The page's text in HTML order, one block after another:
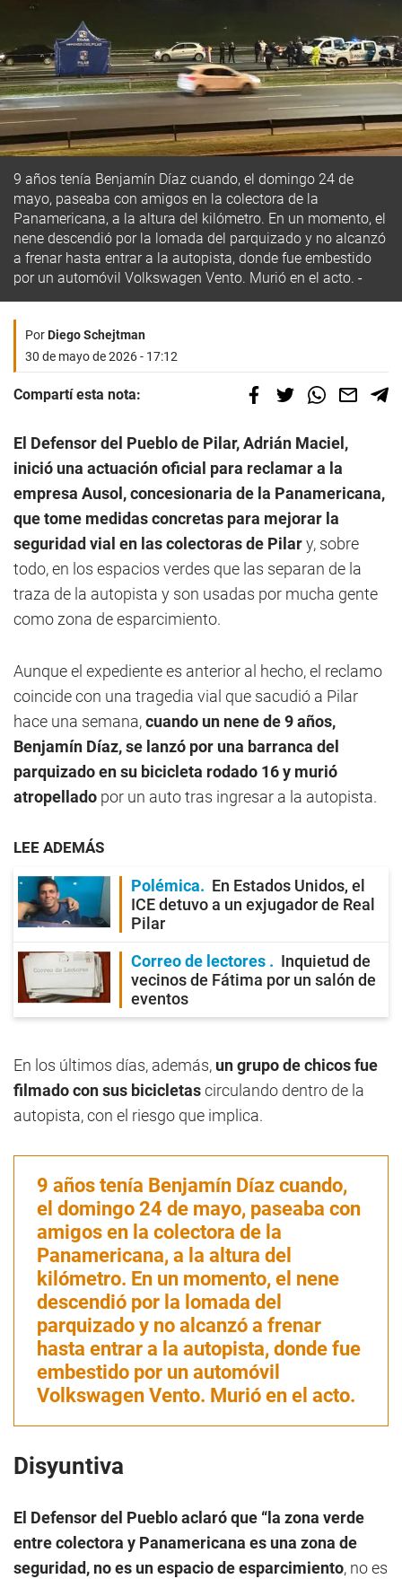
9 años tenía Benjamín Díaz cuando, el domingo 24 de
mayo, paseaba con amigos en la colectora de la
Panamericana, a la altura del kilómetro. En un momento, el
nene descendió por la lomada del parquizado y no alcanzó
a frenar hasta entrar a la autopista, donde fue embestido
por un automóvil Volkswagen Vento. Murió en el acto.
PorDiego Schejtman
30 de mayo de 2026 - 17:12
Compartí esta nota:
El Defensor del Pueblo de Pilar, Adrián Maciel,
inició una actuación oficial para reclamar a la
empresa Ausol, concesionaria de la Panamericana,
que tome medidas concretas para mejorar la
seguridad vial en las colectoras de Pilary, sobre
todo, en los espacios verdes que las separan de la
traza de la autopista y son usadas por mucha gente
como zona de esparcimiento.
Aunque el expediente es anterior al hecho, el reclamo
coincide con una tragedia vial que sacudió a Pilar
hace una semana,cuando un nene de 9 años,
Benjamín Díaz, se lanzó por una barranca del
parquizado en su bicicleta rodado 16 y murió
atropellado por un auto tras ingresar a la autopista.
LEE ADEMÁS
Polémica
En Estados Unidos, el
ICE detuvo a un exjugador de Real
Pilar
Correo de lectores
Inquietud de
vecinos de Fátima por un salón de
eventos
En los últimos días, además, un grupo de chicos fue
filmado con sus bicicletascirculando dentro de la
autopista, con el riesgo que implica.
9 años tenía Benjamín Díaz cuando,
el domingo 24 de mayo, paseaba con
amigos en la colectora de la
Panamericana, a la altura del
kilómetro. En un momento, el nene
descendió por la lomada del
parquizado y no alcanzó a frenar
hasta entrar a la autopista, donde fue
embestido por un automóvil
Volkswagen Vento. Murió en el acto.
Disyuntiva
El Defensor del Pueblo aclaró que “la zona verde
entre colectora y Panamericana es una zona de
seguridad, no es un espacio de esparcimiento, no es